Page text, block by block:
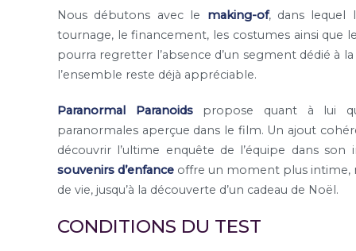
Nous débutons avec le making-of, dans lequel
tournage, le financement, les costumes ainsi que
pourra regretter l’absence d’un segment dédié
l’ensemble reste déjà appréciable.
Paranormal Paranoidspropose quant à lui
paranormales aperçue dans le film. Un ajout
découvrir l’ultime enquête de l’équipe dans
souvenirs d’enfance offre un moment plus intime,
de vie, jusqu’à la découverte d’un cadeau de Noël.
CONDITIONS DU TEST